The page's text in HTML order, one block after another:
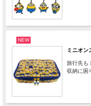
NEW
ミニオ
旅行先も
収納に困